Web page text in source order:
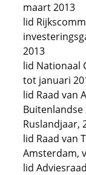
maart 2013
lid
2013
lid Nationaal
tot januari
lid Raad van
Buitenlandse
Ruslandjaar,
lid Raad van
Amsterdam,
lid